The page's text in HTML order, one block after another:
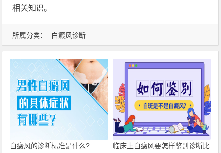
所属分类： 白癜风诊断
相关知识。
白癜风的诊断标准是什么?
临床上白癜风要怎样鉴别诊断比